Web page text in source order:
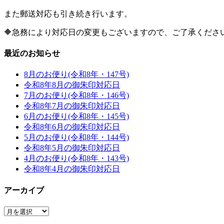
また郵送対応も引き続き行います。
🔶急務により対応日の変更もございますので、ご了承くださ
最近のお知らせ
8月のお便り(令和8年・147号)
令和8年8月の御朱印対応日
7月のお便り(令和8年・146号)
令和8年7月の御朱印対応日
6月のお便り(令和8年・145号)
令和8年6月の御朱印対応日
5月のお便り(令和8年・144号)
令和8年5月の御朱印対応日
4月のお便り(令和8年・143号)
令和8年4月の御朱印対応日
アーカイブ
ア